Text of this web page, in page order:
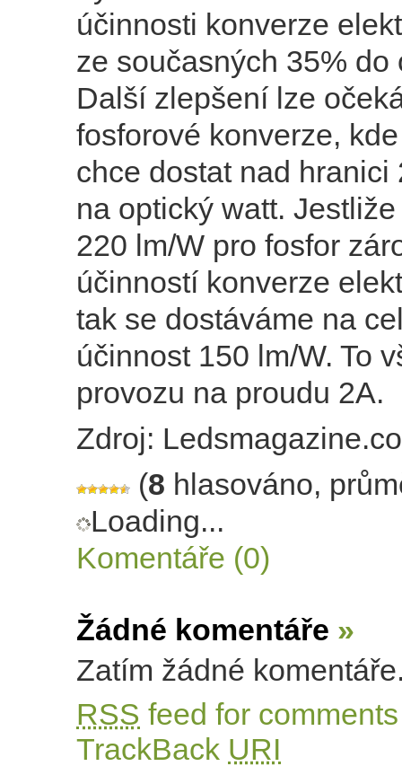
účinnosti konverze
ze současných 35% do
Další zlepšení lze
fosforové konverze,
chce dostat nad hranici
na optický watt.
220 lm/W pro fosfor
účinností konverze
tak se dostáváme na
účinnost 150 lm/W. To
provozu na proudu 2A.
Zdroj:
(8 hlasováno,
Loading...
Komentáře (0)
Žádné komentáře »
Zatím žádné
RSS feed for
TrackBack URI